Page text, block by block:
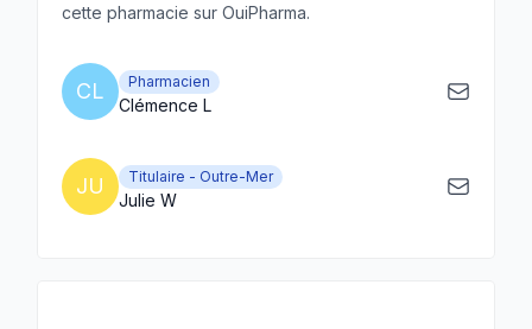
cette pharmacie sur OuiPharma.
CL Pharmacien
Clémence L
JU Titulaire - Outre-Mer
Julie W